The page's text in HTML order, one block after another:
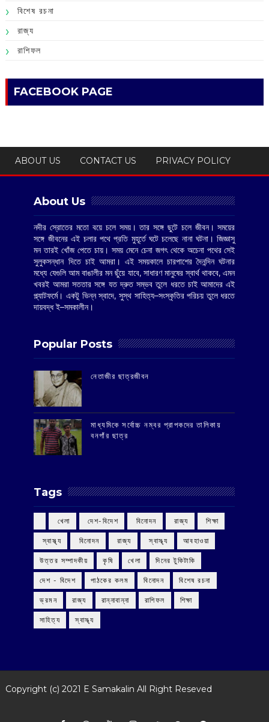
বিশেষ রচনা
রাজ্য
রাশিফল
FACEBOOK PAGE
ABOUT US CONTACT US PRIVACY POLICY
About Us
নদীর স্রোতের মতো বয়ে চলে সময়। তার সঙ্গে ছুটে চলে জীবন। সময়ের
সঙ্গে জীবনের এই চলার পথে প্রতি মুহূর্তে ঘটে চলেছে নানা ঘটনা। জিজ্ঞাসু
মন তারই খোঁজ পেতে চায়। সময় মেনে চেনা জগৎ থেকে অচেনা পথের সেই
সুলুকসন্ধান দিতে চাই আমরা। এই সময়কালে চারপাশের দৈনন্দিন ঘটনার
মধ্যে যেগুলি আম বাঙালীর মন ছুঁয়ে যাবে, সাধারণ মানুষের স্বার্থ থাকবে, এমন
খবরই আমরা সততার সঙ্গে যত দ্রুত সম্ভব তুলে ধরতে চাই আমাদের এই
প্ল্যাটফর্মে। একটু ভিন্ন স্বাদে, সুস্থ সাহিত্য–সংস্কৃতির পরিচয় তুলে ধরতে
দায়বদ্ধ ই–সমকালীন।
Popular Posts
‌নেতাজীর ছাত্রজীবন
মাধ্যমিকে সর্বোচ্চ নম্বর প্রাপকদের তালিকায়
বনগাঁর ছাত্র
Tags
‌ খেলা ‌ দেশ-বিদেশ ‌ বিনোদন ‌ রাজ্য ‌ শিক্ষা
‌ স্বাস্থ্য ‌ বিনোদন ‌ রাজ্য ‌ স্বাস্থ্য আবহাওয়া
উত্তর সম্পাদকীয় কৃষি খেলা দিনের টুকিটাকি
দেশ - বিদেশ পাঠকের কলম বিনোদন বিশেষ রচনা
ভ্রমন রাজ্য রান্নাবান্না রাশিফল শিক্ষা
সাহিত্য স্বাস্থ্য
Copyright (c) 2021 E Samakalin All Right Reseved